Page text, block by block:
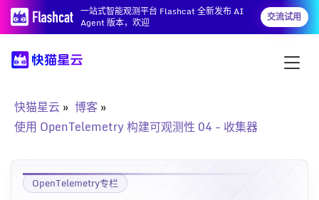
一站式智能观测平台 Flashcat 全新发布 AI
Agent 版本，欢迎
交流试用
快猫星云
博客
使用 OpenTelemetry 构建可观测性 04 - 收集器
OpenTelemetry专栏